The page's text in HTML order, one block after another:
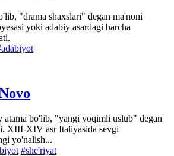
"drama shaxslari" degan ma'noni
yoki adabiy asardagi barcha
atama bo'lib, "yangi yoqimli uslub" degan
XIII-XIV asr Italiyasida sevgi
yo'nalish...
#she'riyat